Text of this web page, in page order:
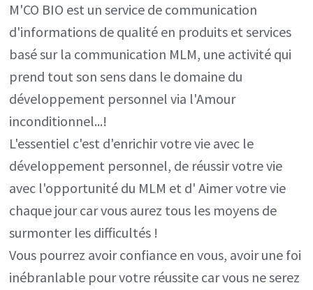
M'CO BIO est un service de communication
d'informations de qualité en produits et services
basé sur la communication MLM, une activité qui
prend tout son sens dans le domaine du
développement personnel via l'Amour
inconditionnel...!
L'essentiel c'est d'enrichir votre vie avec le
développement personnel, de réussir votre vie
avec l'opportunité du MLM et d' Aimer votre vie
chaque jour car vous aurez tous les moyens de
surmonter les difficultés !
Vous pourrez avoir confiance en vous, avoir une foi
inébranlable pour votre réussite car vous ne serez